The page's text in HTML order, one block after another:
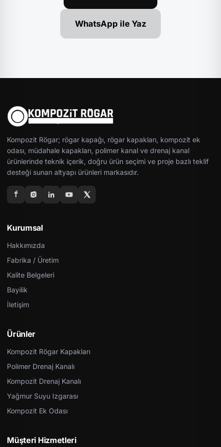
WhatsApp ile Yaz
Kompozit Rögar; rögar kapağı, rögar kapakları, kompozit ek
odası, müdahale kapakları, polimer kanal ve drenaj kanal
ürünlerinde teknik içerik, doğru ürün seçimi ve proje bazlı teklif
desteği sunan altyapı ürünleri markasıdır.
Kurumsal
Hakkımızda
Fabrika / Üretim
Kalite Belgeleri
Bayilik
İletişim
Ürünler
Kompozit Rögar Kapakları
Polimer Drenaj Kanalı
Kompozit Drenaj Kanalı
Yağmur Suyu Izgarası
Kompozit Ek Odası
Müşteri Hizmetleri